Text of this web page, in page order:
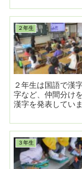
２年生
２年生は国語で漢
字など、仲間分け
漢字を発表していま
３年生